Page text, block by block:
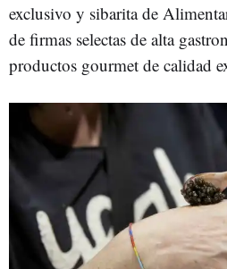
exclusivo y sibarita de
de firmas selectas de alta
productos gourmet de calidad